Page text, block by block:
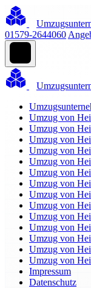
01579-2644060
Umzug von
Umzug von
Umzug von
Umzug von
Umzug von
Umzug von
Umzug von
Umzug von
Umzug von
Umzug von
Umzug von
Umzug von
Umzug von
Umzug von
Impressum
Datenschutz